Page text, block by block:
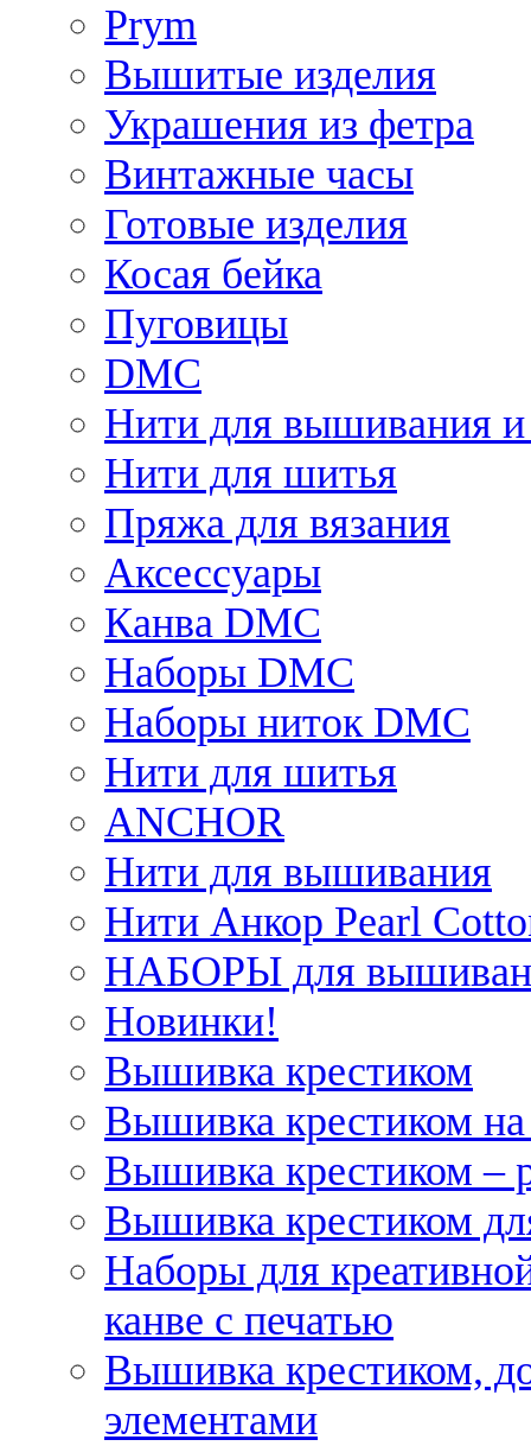
Prym
Вышитые изделия
Украшения из фетра
Винтажные часы
Готовые изделия
Косая бейка
Пуговицы
DMC
Нити для вышивания и
Нити для шитья
Пряжа для вязания
Аксессуары
Канва DMC
Наборы DMC
Наборы ниток DMC
Нити для шитья
ANCHOR
Нити для вышивания
Нити Анкор Pearl
НАБОРЫ для
Новинки!
Вышивка крестиком
Вышивка крестиком
Вышивка крестиком –
Вышивка крестиком
Наборы для
канве с печатью
Вышивка крестиком,
элементами